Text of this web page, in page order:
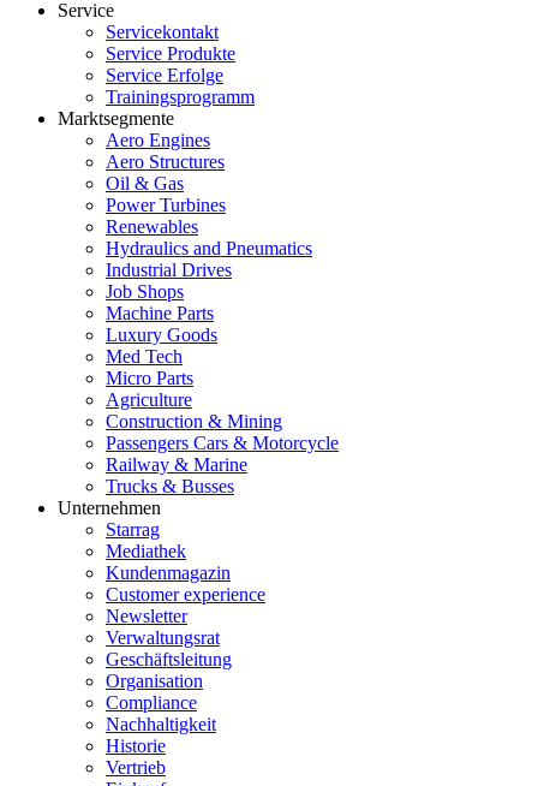
Service
Servicekontakt
Service Produkte
Service Erfolge
Trainingsprogramm
Marktsegmente
Aero Engines
Aero Structures
Oil & Gas
Power Turbines
Renewables
Hydraulics and Pneumatics
Industrial Drives
Job Shops
Machine Parts
Luxury Goods
Med Tech
Micro Parts
Agriculture
Construction & Mining
Passengers Cars & Motorcycle
Railway & Marine
Trucks & Busses
Unternehmen
Starrag
Mediathek
Kundenmagazin
Customer experience
Newsletter
Verwaltungsrat
Geschäftsleitung
Organisation
Compliance
Nachhaltigkeit
Historie
Vertrieb